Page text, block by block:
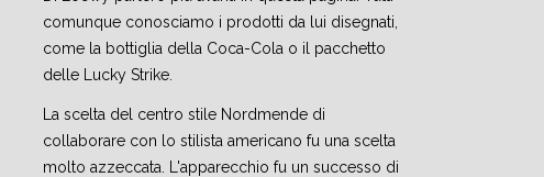
comunque conosciamo i prodotti da lui disegnati,
come la bottiglia della Coca-Cola o il pacchetto
delle Lucky Strike.
La scelta del centro stile Nordmende di
collaborare con lo stilista americano fu una scelta
molto azzeccata. L'apparecchio fu un successo di